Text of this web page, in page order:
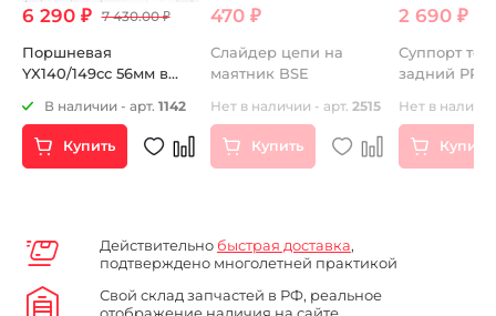
6 290 ₽ 7 430.00 ₽
Поршневая
YX140/149cc 56мм в
В наличии - арт. 1142
Купить
470 ₽
Слайдер цепи на
маятник BSE
Нет в наличии - арт. 2515
Купить
2 690 ₽
Суппорт
задний
Нет в
Купить
Действительно быстрая доставка,
подтверждено многолетней практикой
Свой склад запчастей в РФ, реальное
отображение наличия на сайте